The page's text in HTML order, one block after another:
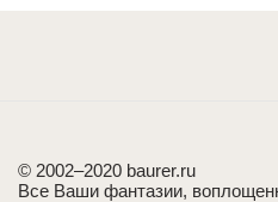
© 2002–2020 baurer.ru
Все Ваши фантазии,